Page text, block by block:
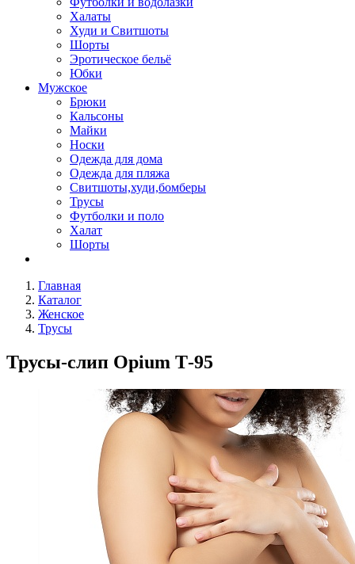
Халаты
Худи и Свитшоты
Шорты
Эротическое бельё
Юбки
Мужское
Брюки
Кальсоны
Майки
Носки
Одежда для дома
Одежда для пляжа
Свитшоты,худи,бомберы
Трусы
Футболки и поло
Халат
Шорты
Главная
Каталог
Женское
Трусы
Трусы-слип Opium Т-95